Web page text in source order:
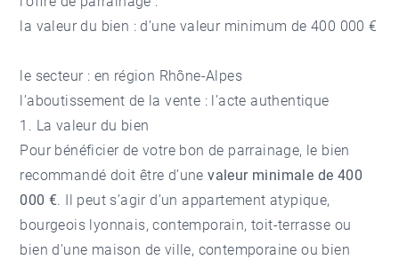
la valeur du bien : d’une valeur minimum de 400 000 €
le secteur : en région Rhône-Alpes
l’aboutissement de la vente : l’acte authentique
1. La valeur du bien
Pour bénéficier de votre bon de parrainage, le bien
recommandé doit être d’unevaleur minimale de 400
000 €. Il peut s’agir d’un appartement atypique,
bourgeois lyonnais, contemporain, toit-terrasse ou
bien d’une maison de ville, contemporaine ou bien